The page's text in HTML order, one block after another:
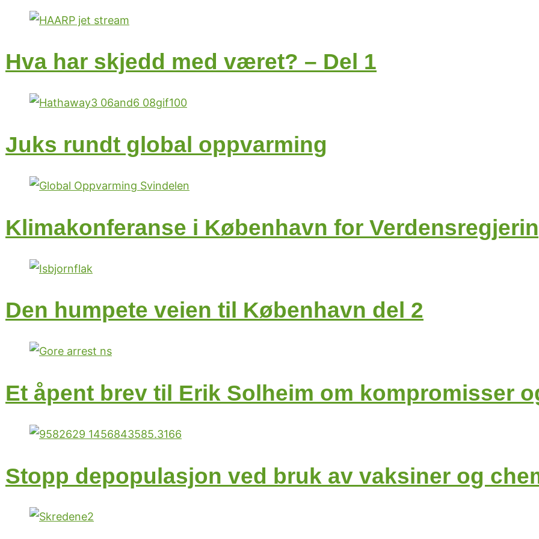
Hva har skjedd med været? – Del 1
Juks rundt global oppvarming
Klimakonferanse i København for
Den humpete veien til København del 2
Et åpent brev til Erik Solheim om kompromisser
Stopp depopulasjon ved bruk av vaksiner og